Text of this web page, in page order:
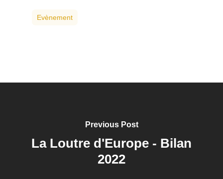
Evènement
Previous Post
La Loutre d'Europe - Bilan
2022